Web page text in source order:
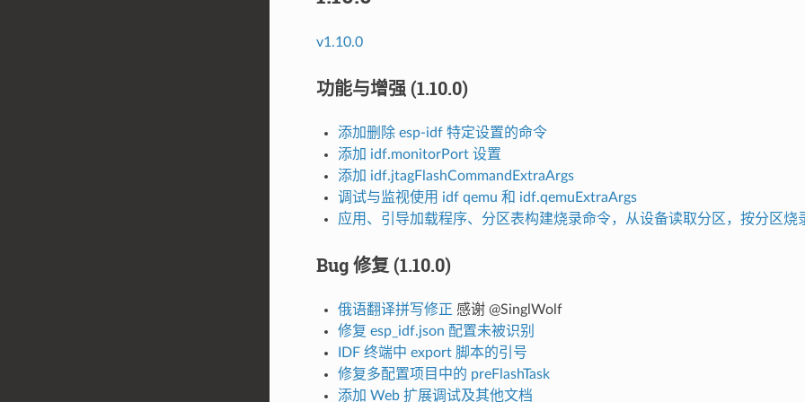
v1.10.0
功能与增强 (1.10.0)
添加删除 esp-idf 特定设置的命令
添加 idf.monitorPort 设置
添加 idf.jtagFlashCommandExtraArgs
调试与监视使用 idf qemu 和 idf.qemuExtraArgs
应用、引导加载程序、分区表构建烧录命令，从设备读取分区，按分区烧
Bug 修复 (1.10.0)
俄语翻译拼写修正 感谢 @SinglWolf
修复 esp_idf.json 配置未被识别
IDF 终端中 export 脚本的引号
修复多配置项目中的 preFlashTask
添加 Web 扩展调试及其他文档